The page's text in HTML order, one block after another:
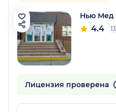
Нью Мед
4.4
Лицензия проверена